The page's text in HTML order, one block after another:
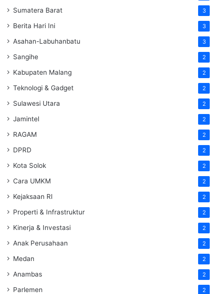
Sumatera Barat 3
Berita Hari Ini 3
Asahan-Labuhanbatu 3
Sangihe 2
Kabupaten Malang 2
Teknologi & Gadget 2
Sulawesi Utara 2
Jamintel 2
RAGAM 2
DPRD 2
Kota Solok 2
Cara UMKM 2
Kejaksaan RI 2
Properti & Infrastruktur 2
Kinerja & Investasi 2
Anak Perusahaan 2
Medan 2
Anambas 2
Parlemen 2